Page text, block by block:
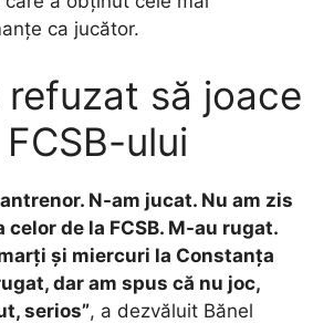
ca jucător.
să joace
ului
N-am jucat. Nu am zis
de la FCSB. M-au rugat.
și miercuri la Constanța
dar am spus că nu joc,
serios”, a dezvăluit Bănel